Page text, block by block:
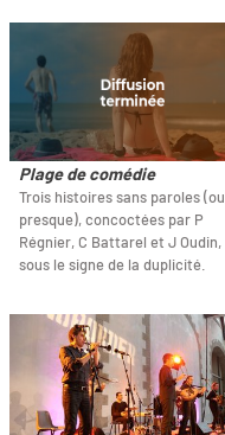
Plage de comédie
Trois histoires sans paroles (ou
presque), concoctées par P
Régnier, C Battarel et J Oudin,
sous le signe de la duplicité.